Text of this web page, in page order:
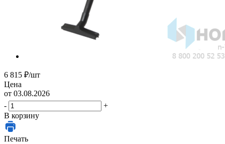
6 815 ₽/шт
Цена
от 03.08.2026
-
+
В корзину
Печать